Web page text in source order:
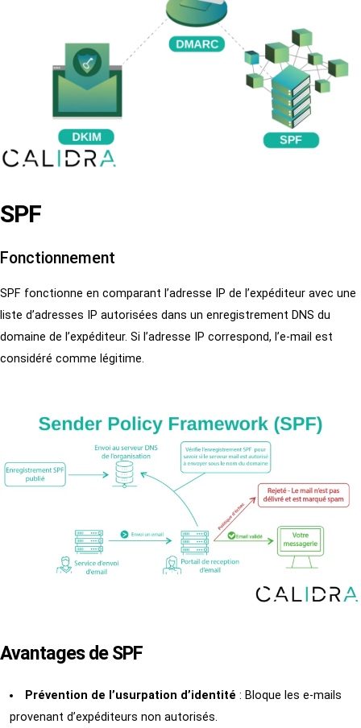
SPF
Fonctionnement
SPF fonctionne en comparant l’adresse IP de l’expéditeur avec une
liste d’adresses IP autorisées dans un enregistrement DNS du
domaine de l’expéditeur. Si l’adresse IP correspond, l’e-mail est
considéré comme légitime.
Avantages de SPF
Prévention de l’usurpation d’identité : Bloque les e-mails
provenant d’expéditeurs non autorisés.